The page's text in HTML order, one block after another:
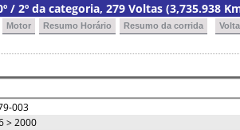
/ 2º da categoria, 279 Voltas (3,735.938
Motor Resumo Horário Resumo da corrida
003
> 2000